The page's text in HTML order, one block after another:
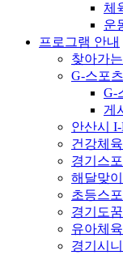
체
운
프로그램 안내
찾아가
G-스포
G-
게
안산시
건강체
경기스
해달맞
초등스
경기도
유아체
경기시